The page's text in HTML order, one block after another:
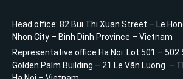
Head office: 82 Bui Thi Xuan Street – Le
Nhon City – Binh Dinh Province – Vietnam
Representative office Ha Noi: Lot 501 – 502
Golden Palm Building – 21 Le Văn Luong –